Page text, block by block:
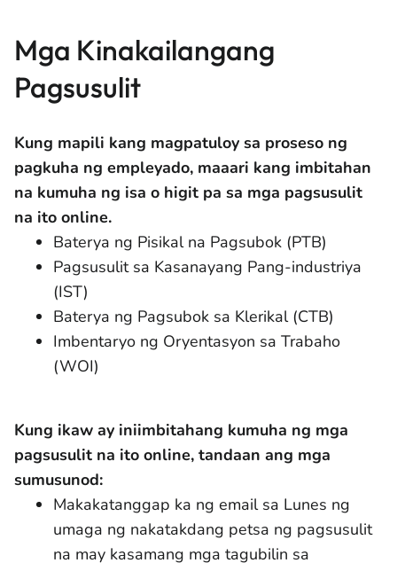
Mga Kinakailangang
Pagsusulit
Kung mapili kang magpatuloy sa proseso ng
pagkuha ng empleyado, maaari kang imbitahan
na kumuha ng isa o higit pa sa mga pagsusulit
na ito online.
Baterya ng Pisikal na Pagsubok (PTB)
Pagsusulit sa Kasanayang Pang-industriya
(IST)
Baterya ng Pagsubok sa Klerikal (CTB)
Imbentaryo ng Oryentasyon sa Trabaho
(WOI)
Kung ikaw ay iniimbitahang kumuha ng mga
pagsusulit na ito online, tandaan ang mga
sumusunod:
Makakatanggap ka ng email sa Lunes ng
umaga ng nakatakdang petsa ng pagsusulit
na may kasamang mga tagubilin sa